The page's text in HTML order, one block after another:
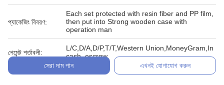
প্যাকেজিং বিবরণ:
Each set protected with resin fiber and PP film,
then put into Strong wooden case with
operation man
পেমেন্ট শর্তাবলী:
L/C,D/A,D/P,T/T,Western Union,MoneyGram,In
cash, escrow
সেরা দাম পান
এখনই যোগাযোগ করুন